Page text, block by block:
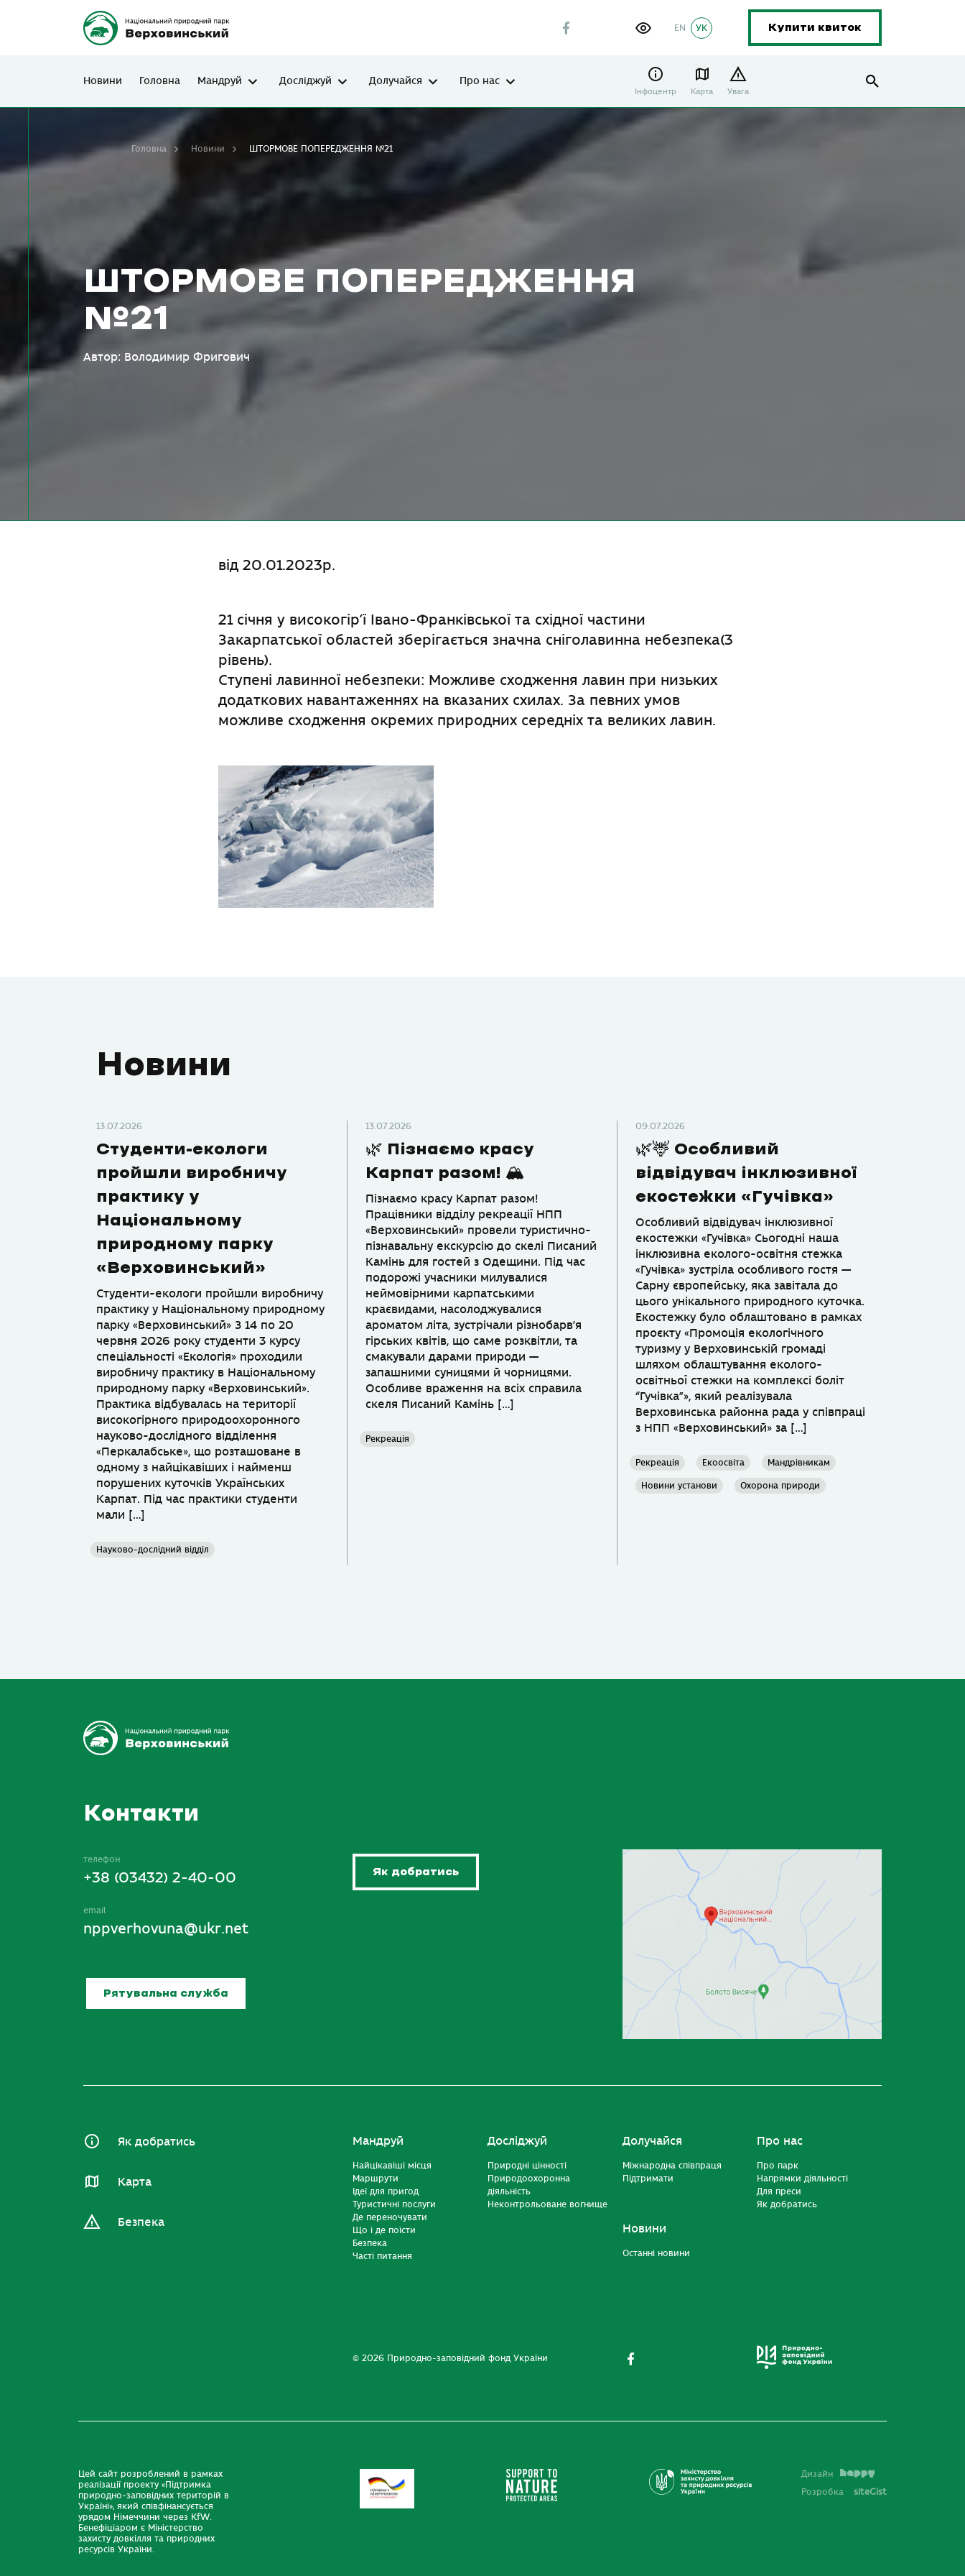
УК
EN Купити квиток
Новини Головна Мандруй Досліджуй Долучайся Про нас
Інфоцентр Карта Увага
ШТОРМОВЕ ПОПЕРЕДЖЕННЯ
№21
Автор: Володимир Фригович
Головна Новини ШТОРМОВЕ ПОПЕРЕДЖЕННЯ №21
від 20.01.2023р.
21 сiчня у високогір’ї Iвано-Франкiвської та східної частини
Закарпатської областей зберігається значна сніголавинна небезпека(3
рiвень).
Ступені лавинної небезпеки: Можливе сходження лавин при низьких
додаткових навантаженнях на вказаних схилах. За певних умов
можливе сходження окремих природних середніх та великих лавин.
Новини
13.07.2026
Студенти-екологи
пройшли виробничу
практику у
Національному
природному парку
«Верховинський»
Студенти-екологи пройшли виробничу
практику у Національному природному
парку «Верховинський» З 14 по 20
червня 2026 року студенти 3 курсу
спеціальності «Екологія» проходили
виробничу практику в Національному
природному парку «Верховинський».
Практика відбувалась на території
високогірного природоохоронного
науково-дослідного відділення
«Перкалабське», що розташоване в
одному з найцікавіших і найменш
порушених куточків Українських
Карпат. Під час практики студенти
мали […]
Науково-дослідний відділ
13.07.2026
🌿 Пізнаємо красу
Карпат разом! 🏔
Пізнаємо красу Карпат разом!
Працівники відділу рекреації НПП
«Верховинський» провели туристично-
пізнавальну екскурсію до скелі Писаний
Камінь для гостей з Одещини. Під час
подорожі учасники милувалися
неймовірними карпатськими
краєвидами, насолоджувалися
ароматом літа, зустрічали різнобарв’я
гірських квітів, що саме розквітли, та
смакували дарами природи —
запашними суницями й чорницями.
Особливе враження на всіх справила
скеля Писаний Камінь […]
Рекреація
09.07.2026
🌿🦌 Особливий
відвідувач інклюзивної
екостежки «Гучівка»
Особливий відвідувач інклюзивної
екостежки «Гучівка» Сьогодні наша
інклюзивна еколого-освітня стежка
«Гучівка» зустріла особливого гостя —
Сарну європейську, яка завітала до
цього унікального природного куточка.
Екостежку було облаштовано в рамках
проєкту «Промоція екологічного
туризму у Верховинській громаді
шляхом облаштування еколого-
освітньої стежки на комплексі боліт
“Гучівка”», який реалізувала
Верховинська районна рада у співпраці
з НПП «Верховинський» за […]
Рекреація Екоосвіта Мандрівникам
Новини установи Охорона природи
Контакти
телефон
+38 (03432) 2-40-00
email
nppverhovuna@ukr.net
Рятувальна служба
Як добратись
Як добратись
Карта
Безпека
Мандруй
Найцікавіші місця
Маршрути
Ідеї для пригод
Туристичні послуги
Де переночувати
Що і де поїсти
Безпека
Часті питання
Досліджуй
Природні цінності
Природоохоронна
діяльність
Неконтрольоване вогнище
Долучайся
Міжнародна співпраця
Підтримати
Новини
Останні новини
Про нас
Про парк
Напрямки діяльності
Для преси
Як добратись
© 2026 Природно-заповідний фонд України
Цей сайт розроблений в рамках
реалізації проекту «Підтримка
природно-заповідних територій в
Україні», який співфінансується
урядом Німеччини через KfW.
Бенефіціаром є Міністерство
захисту довкілля та природних
ресурсів України.
Дизайн
Розробка
siteGist